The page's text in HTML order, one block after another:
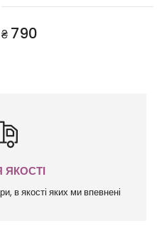
₴ 790
ЯКОСТІ
в якості яких ми впевнені